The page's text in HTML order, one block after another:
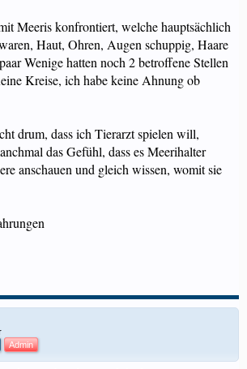
Meeris konfrontiert, welche hauptsächlich
Haut, Ohren, Augen schuppig, Haare
Wenige hatten noch 2 betroffene Stellen
Kreise, ich habe keine Ahnung ob
drum, dass ich Tierarzt spielen will,
das Gefühl, dass es Meerihalter
anschauen und gleich wissen, womit sie
Admin